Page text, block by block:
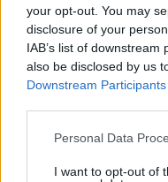
your opt-out. You may
disclosure of your
IAB’s list of
also be disclosed by us
Downstream Participants
Please note that this
not limited to your visit
Personal Data
I want to opt-out of
Τα ταξίδια σε όλη
εμφανίζονται στη
τελευταίο χρόνο